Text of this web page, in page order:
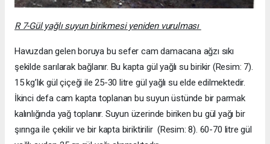
R 7-Gül yağlı suyun birikmesi yeniden vurulması
Havuzdan gelen boruya bu sefer cam damacana ağzı sıkı
şekilde sarılarak bağlanır. Bu kapta gül yağlı su birikir (Resim: 7).
15 kg’lık gül çiçeği ile 25-30 litre gül yağlı su elde edilmektedir.
İkinci defa cam kapta toplanan bu suyun üstünde bir parmak
kalınlığında yağ toplanır. Suyun üzerinde biriken bu gül yağı bir
şırınga ile çekilir ve bir kapta biriktirilir (Resim: 8). 60-70 litre gül